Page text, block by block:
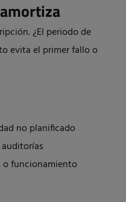
¿El periodo de
evita el primer fallo o
no planificado
o funcionamiento